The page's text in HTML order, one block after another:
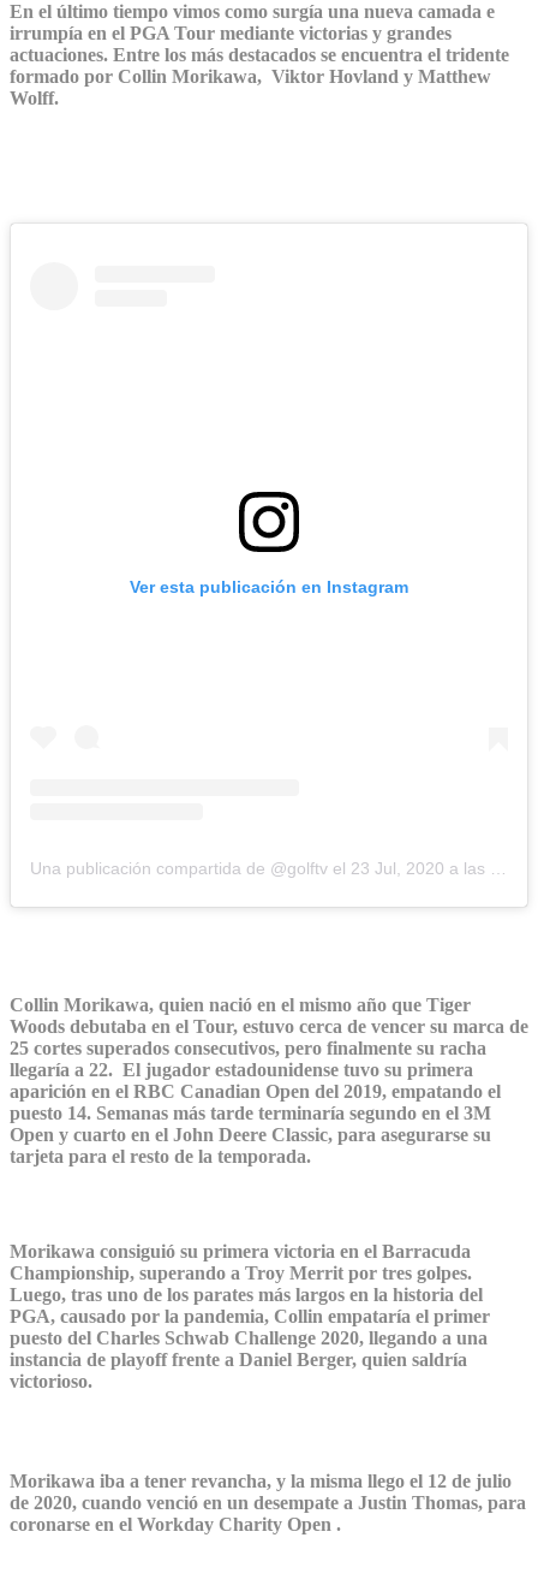
En el último tiempo vimos como surgía una nueva camada e
irrumpía en el PGA Tour mediante victorias y grandes
actuaciones. Entre los más destacados se encuentra el tridente
formado por Collin Morikawa, Viktor Hovland y Matthew
Wolff.
Ver esta publicación en Instagram
Una publicación compartida de @golftv el 23 Jul, 2020 a las 12:06 PDT
Collin Morikawa, quien nació en el mismo año que Tiger
Woods debutaba en el Tour, estuvo cerca de vencer su marca de
25 cortes superados consecutivos, pero finalmente su racha
llegaría a 22. El jugador estadounidense tuvo su primera
aparición en el RBC Canadian Open del 2019, empatando el
puesto 14. Semanas más tarde terminaría segundo en el 3M
Open y cuarto en el John Deere Classic, para asegurarse su
tarjeta para el resto de la temporada.
Morikawa consiguió su primera victoria en el Barracuda
Championship, superando a Troy Merrit por tres golpes.
Luego, tras uno de los parates más largos en la historia del
PGA, causado por la pandemia, Collin empataría el primer
puesto del Charles Schwab Challenge 2020, llegando a una
instancia de playoff frente a Daniel Berger, quien saldría
victorioso.
Morikawa iba a tener revancha, y la misma llego el 12 de julio
de 2020, cuando venció en un desempate a Justin Thomas, para
coronarse en el Workday Charity Open .